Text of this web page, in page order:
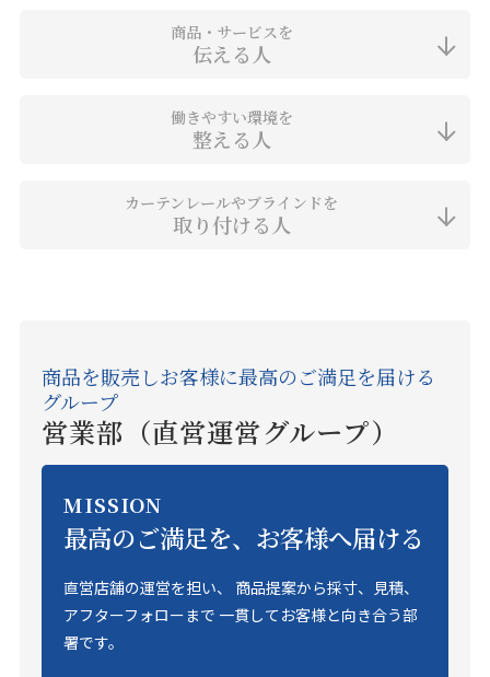
商品・サービスを
伝える人
働きやすい環境を
整える人
カーテンレールやブラインドを
取り付ける人
商品を販売しお客様に最高のご満足を届ける
グループ
営業部（直営運営グループ）
MISSION
最高のご満足を、お客様へ届ける
直営店舗の運営を担い、 商品提案から採寸、見積、
アフターフォローまで 一貫してお客様と向き合う部
署です。